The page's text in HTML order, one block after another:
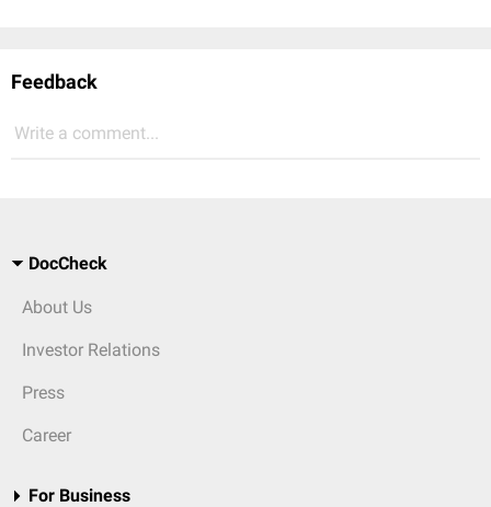
Feedback
Write a comment...
DocCheck
About Us
Investor Relations
Press
Career
For Business